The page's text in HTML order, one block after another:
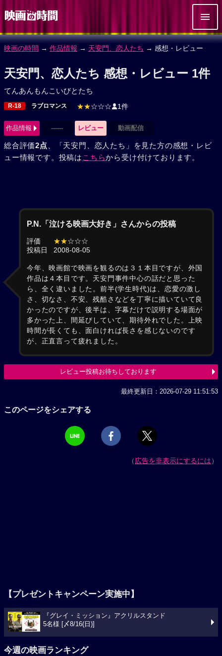
映画の時間 → 作品情報 → 天安門、恋人たち → 感想・レビュー
天安門、恋人たち 感想・レビュー 1件
てんあんもんこいびとたち
R-18 ラブロマンス ★★☆☆☆ 1件
作品情報 ------ レビュー 動画配信
総合評価2点 、「天安門、恋人たち」を見た方の感想・レビ
ュー情報です。投稿は こちらから受け付けております。
P.N.「泣ける映画大好き」さんからの投稿
評価 ★★☆☆☆
投稿日
2008-08-05
今年、映画館で映画を観るのは３１本目ですが、外国
作品は４本目です。天安門事件中心の話だと思った
ら、全く違いました。前半(学生時代)は、恋愛の激し
さ、切なさ、不安、残酷さなどを丁寧に描いていて良
かったのですが、後半は、字幕だけで説明する場面が
多かった上、間延びしていて、期待外れでした。上映
時間が長くても、面白ければ長さを感じないのです
が、正直言って疲れました。
レビュー投稿お待ちしております
最終更新日：2026-07-29 11:51:53
このページをシェアする
（広告を非表示にするには）
【プレゼントキャンペーン実施中】
『グレイ・ミッション』アクリルスタンド
5名様 [〆8/16(日)]
今週の映画ランキング